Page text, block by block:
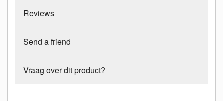
Reviews
Send a friend
Vraag over dit product?